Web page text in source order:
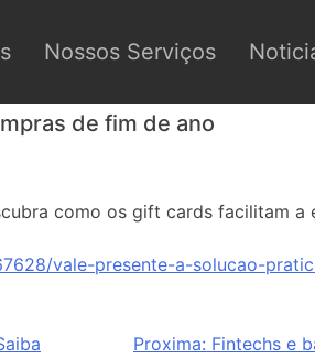
Nossos Serviços
de fim de ano
como os gift cards facilitam a
vale-presente-a-solucao-
Proxima: Fintechs e